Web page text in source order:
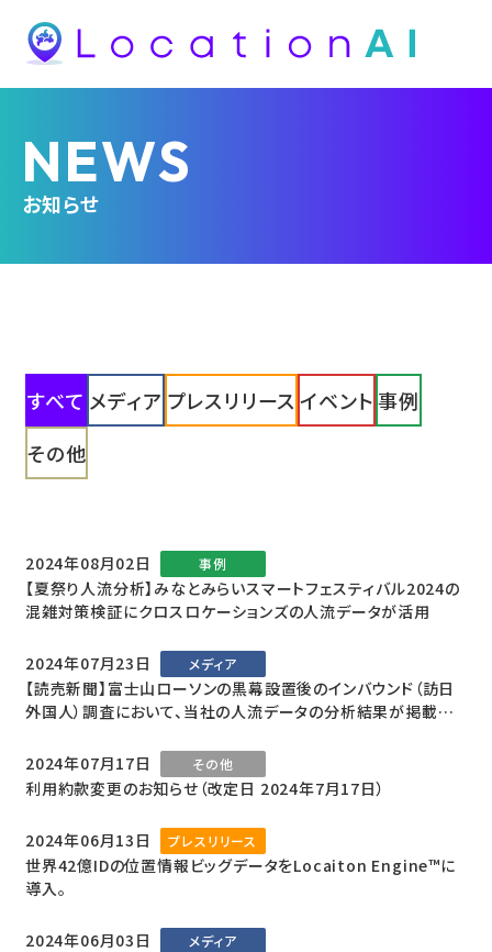
NEWS
お知らせ
すべて メディア プレスリリース イベント 事例
その他
2024年08月02日 事例
【夏祭り人流分析】みなとみらいスマートフェスティバル2024の
混雑対策検証にクロスロケーションズの人流データが活用
2024年07月23日 メディア
【読売新聞】富士山ローソンの黒幕設置後のインバウンド（訪日
外国人）調査において、当社の人流データの分析結果が掲載さ
2024年07月17日
その他
利用約款変更のお知らせ（改定日 2024年7月17日）
2024年06月13日 プレスリリース
世界42億IDの位置情報ビッグデータをLocaiton Engine™に
導入。
2024年06月03日 メディア